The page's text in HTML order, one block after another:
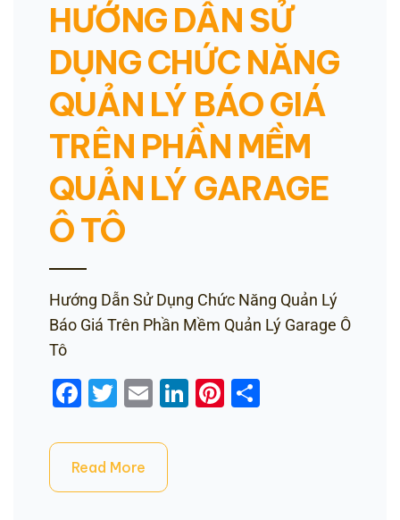
HƯỚNG DẪN SỬ
DỤNG CHỨC NĂNG
QUẢN LÝ BÁO GIÁ
TRÊN PHẦN MỀM
QUẢN LÝ GARAGE
Ô TÔ
Hướng Dẫn Sử Dụng Chức Năng Quản Lý
Báo Giá Trên Phần Mềm Quản Lý Garage Ô
Tô
Facebook
Twitter
EmailLinkedIn
Pinterest
Read More